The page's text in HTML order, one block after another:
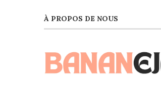
À PROPOS DE NOUS